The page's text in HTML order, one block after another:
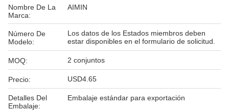
Nombre De La
Marca:
AIMIN
Número De
Modelo:
Los datos de los Estados miembros deben
estar disponibles en el formulario de solicitud.
MOQ: 2 conjuntos
Precio: USD4.65
Detalles Del
Embalaje:
Embalaje estándar para exportación